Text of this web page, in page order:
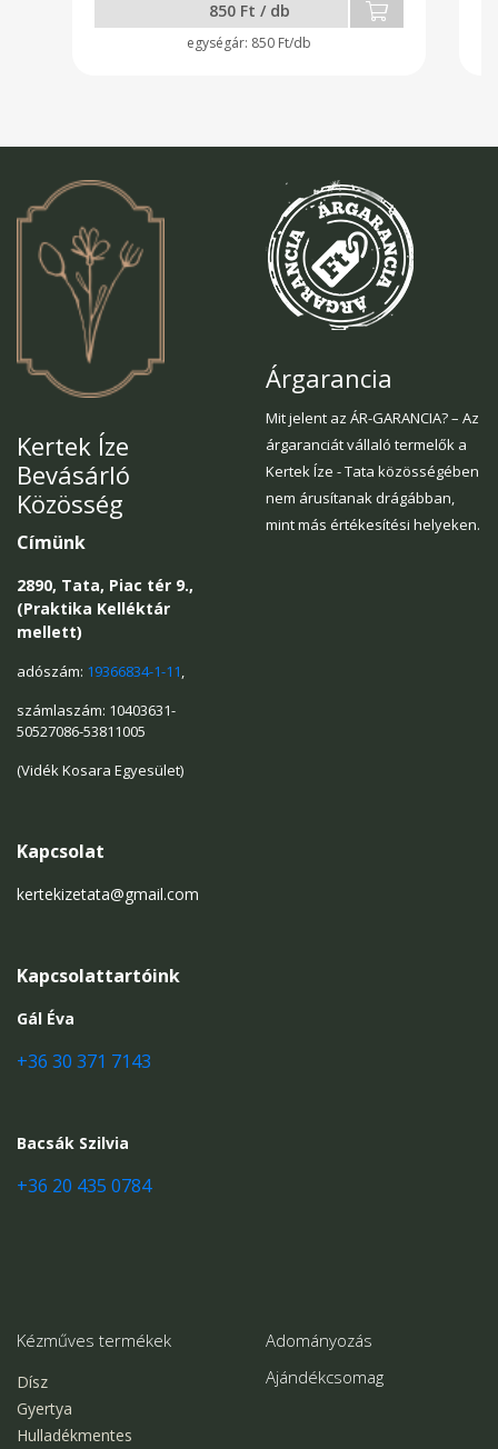
850 Ft / db
850 Ft/db
Kertek Íze
Bevásárló
Közösség
Címünk
2890, Tata, Piac tér 9.,
(Praktika Kelléktár
mellett)
adószám: 19366834-1-11,
számlaszám: 10403631-
50527086-53811005
(Vidék Kosara Egyesület)
Kapcsolat
kertekizetata@gmail.com
Kapcsolattartóink
Gál Éva
+36 30 371 7143
Bacsák Szilvia
+36 20 435 0784
Árgarancia
Mit jelent az ÁR-GARANCIA? – Az
árgaranciát vállaló termelők a
Kertek Íze - Tata közösségében
nem árusítanak drágábban,
mint más értékesítési helyeken.
Kézműves termékek
Dísz
Gyertya
Hulladékmentes
Adományozás
Ajándékcsomag